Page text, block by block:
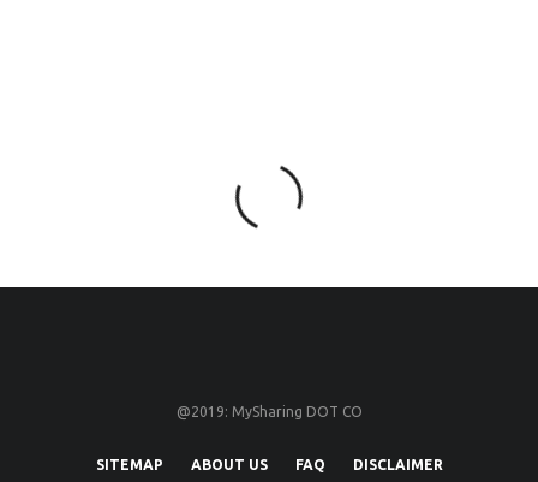
@2019: MySharing DOT CO
SITEMAP ABOUT US FAQ DISCLAIMER